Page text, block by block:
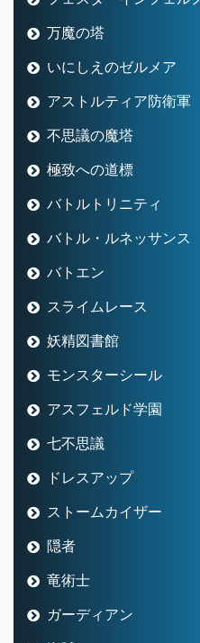
万魔の塔
いにしえのゼルメア
アストルティア防衛軍
不思議の魔塔
極致への道標
バトルトリニティ
バトル・ルネッサンス
バトエン
スライムレース
妖精図書館
モンスターシール
アスフェルド学園
七不思議
ドレスアップ
ストームカイザー
隠者
竜術士
ガーディアン